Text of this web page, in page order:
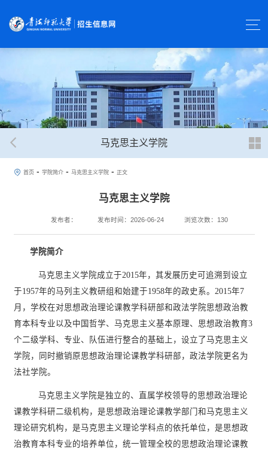
马克思主义学院
首页 - 学院简介 - 马克思主义学院 - 正文
马克思主义学院
发布者： 发布时间：2026-06-24 浏览次数： 130
学院简介
马克思主义学院成立于2015年，其发展历史可追溯到设立
于1957年的马列主义教研组和始建于1958年的政史系。2015年7
月，学校在对思想政治理论课教学科研部和政法学院思想政治教
育本科专业以及中国哲学、马克思主义基本原理、思想政治教育3
个二级学科、专业、队伍进行整合的基础上，设立了马克思主义
学院，同时撤销原思想政治理论课教学科研部，政法学院更名为
法社学院。
马克思主义学院是独立的、直属学校领导的思想政治理论
课教学科研二级机构，是思想政治理论课教学部门和马克思主义
理论研究机构，是马克思主义理论学科点的依托单位，是思想政
治教育本科专业的培养单位，统一管理全校的思想政治理论课教